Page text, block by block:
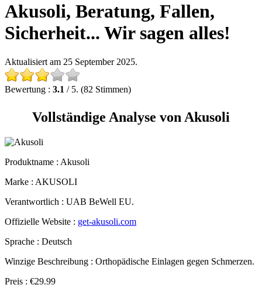
Akusoli, Beratung, Fallen,
Sicherheit... Wir sagen alles!
Aktualisiert am 25 September 2025.
Bewertung : 3.1 / 5. (82 Stimmen)
Vollständige Analyse von Akusoli
Produktname : Akusoli
Marke : AKUSOLI
Verantwortlich : UAB BeWell EU.
Offizielle Website : get-akusoli.com
Sprache : Deutsch
Winzige Beschreibung : Orthopädische Einlagen gegen Schmerzen.
Preis : €29.99